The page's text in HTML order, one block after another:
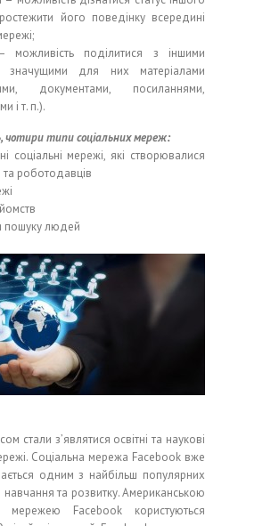
його поведінку всередині
поділитися з іншими
значущими для них матеріалами
документами, посиланнями,
і т. п.).
чотири типи соціальних мереж:
соціальні мережі, які створювалися
та роботодавців
пошуку людей
стали з’являтися освітні та наукові
Соціальна мережа Facebook вже
одним з найбільш популярних
навчання та розвитку. Американською
мережею Facebook користуються